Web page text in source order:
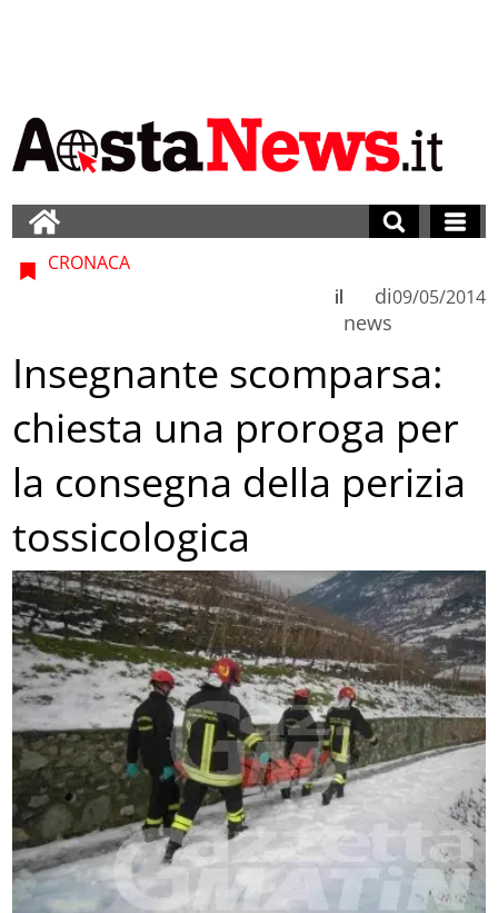
CRONACA
di
news
il 09/05/2014
Insegnante scomparsa:
chiesta una proroga per
la consegna della perizia
tossicologica